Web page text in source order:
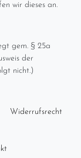
wir dieses an.
gem. § 25a
der
nicht.)
Widerrufs­recht